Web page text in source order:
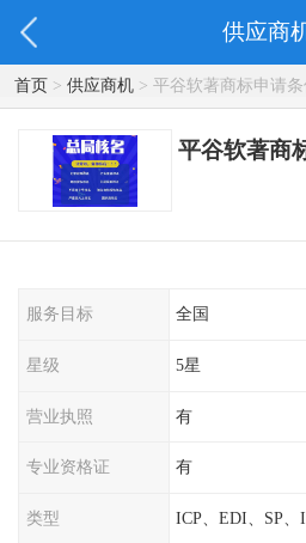
供应商
首页> 供应商机> 平谷软著商标申请条
平谷软著商
服务目标 全国
星级 5星
营业执照 有
专业资格证 有
类型 ICP、EDI、SP、